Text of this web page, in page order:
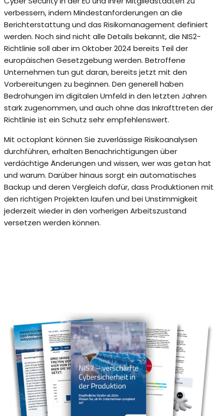
verbessern, indem Mindestanforderungen an die
Berichterstattung und das Risikomanagement definiert
werden. Noch sind nicht alle Details bekannt, die NIS2-
Richtlinie soll aber im Oktober 2024 bereits Teil der
europäischen Gesetzgebung werden. Betroffene
Unternehmen tun gut daran, bereits jetzt mit den
Vorbereitungen zu beginnen. Den generell haben
Bedrohungen im digitalen Umfeld in den letzten Jahren
stark zugenommen, und auch ohne das Inkrafttreten der
Richtlinie ist ein Schutz sehr empfehlenswert.
Mit octoplant können Sie zuverlässige Risikoanalysen
durchführen, erhalten Benachrichtigungen über
verdächtige Änderungen und wissen, wer was getan hat
und warum. Darüber hinaus sorgt ein automatisches
Backup und deren Vergleich dafür, dass Produktionen mit
den richtigen Projekten laufen und bei Unstimmigkeit
jederzeit wieder in den vorherigen Arbeitszustand
versetzen werden können.